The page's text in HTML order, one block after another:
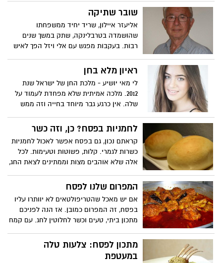
הוא משתתף
שובר שתיקה
אליעזר איילון, שריד יחיד ממשפחתו
שהושמדה בטרבלינקה, שתק במשך שנים
רבות. בעקבות מפגש עם אלי ויזל הפך לאיש
ראיון מלא בחן
לי מאי יושיע - מלכת החן של ישראל שנת
2012. מלכה אמיתית שלא מפחדת לעמוד על
שלה. אין כרגע גבר מיוחד בחייה וזה ממש
סגור. אין ליושיע תוכניות לרדת מהארץ אך
היא בהחלט שוקלת לעזוב את ירושלים לטובת
המרכז
לחמניות בפסח? כן, וזה כשר
קראתם נכון, גם בפסח אפשר לאכול לחמניות
כשרות לגמרי. קלות, פשוטות וטעימות. לכל
אלה שלא אוהבים מצות וממתינים לצאת החג,
מעכשיו
המפרום שלנו לפסח
אם יש מאכל שהטריפולטאים לא יוותרו עליו
בפסח, זה המפרום כמובן. אז הנה לפניכם
מתכון ביתי, טעים וכשר לחלוטין לחג. עם קמח
מתכון לפסח: צלעות טלה
במעטפת